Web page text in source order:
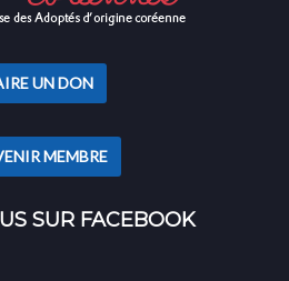
UN DON
MEMBRE
SUR FACEBOOK